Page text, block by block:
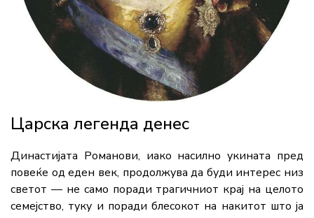
Царска легенда денес
Династијата Романови, иако насилно укината пред
повеќе од еден век, продолжува да буди интерес низ
светот — не само поради трагичниот крај на целото
семејство, туку и поради блесокот на накитот што ја